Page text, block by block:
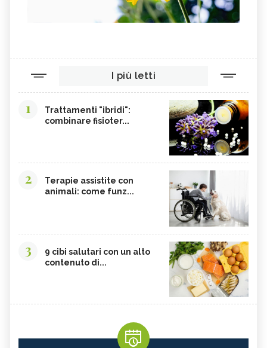
I più letti
1
Trattamenti "ibridi":
combinare fisioter...
2
Terapie assistite con
animali: come funz...
3
9 cibi salutari con un alto
contenuto di...